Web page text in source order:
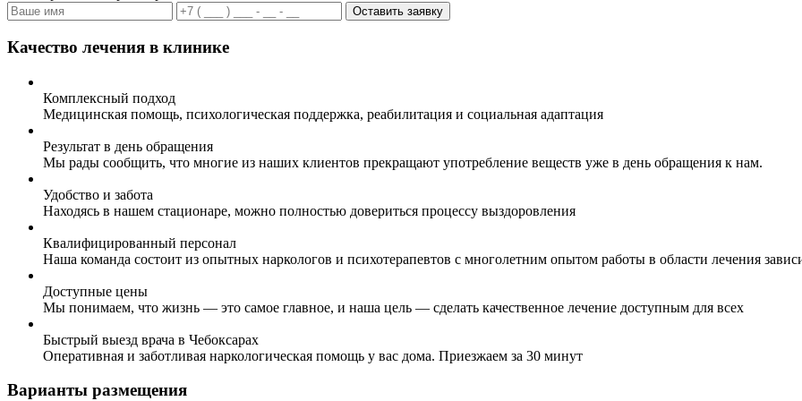
Оставить заявку
Качество лечения в клинике
Комплексный подход
Медицинская помощь, психологическая поддержка, реабилитация и социальная адаптация
Результат в день обращения
Мы рады сообщить, что многие из наших клиентов прекращают употребление веществ уже в день обращения к нам.
Удобство и забота
Находясь в нашем стационаре, можно полностью довериться процессу выздоровления
Квалифицированный персонал
Наша команда состоит из опытных наркологов и психотерапевтов с многолетним опытом работы в области лечения
Доступные цены
Мы понимаем, что жизнь — это самое главное, и наша цель — сделать качественное лечение доступным для всех
Быстрый выезд врача в Чебоксарах
Оперативная и заботливая наркологическая помощь у вас дома. Приезжаем за 30 минут
Варианты размещения